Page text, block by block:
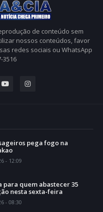
de conteúdo sem
nossos conteúdos, favor
redes sociais ou WhatsApp
3516
pega fogo na
- 12:09
para quem abastecer 35
nesta sexta-feira
- 08:30